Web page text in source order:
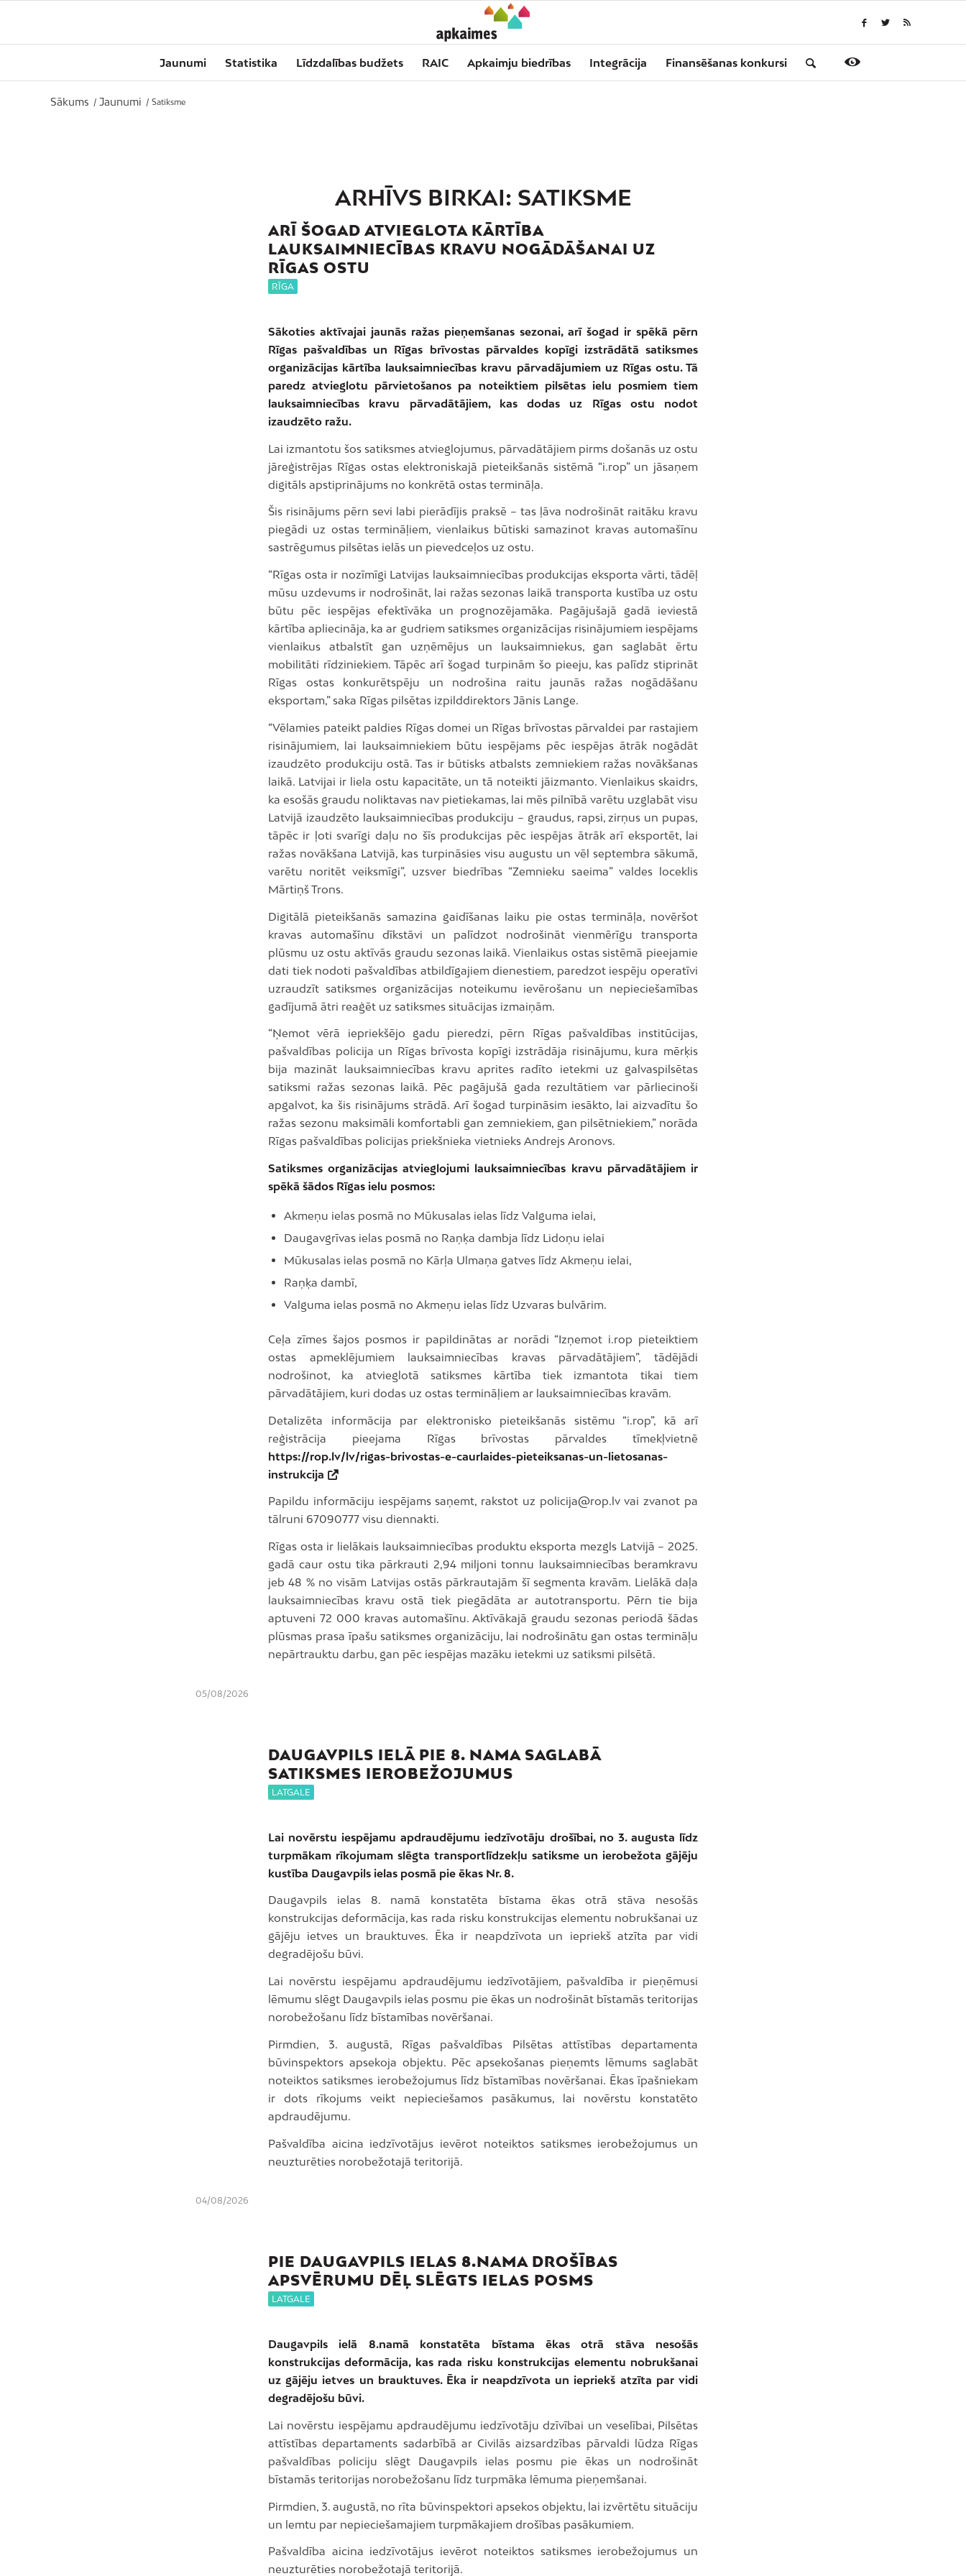
Jaunumi Statistika Līdzdalības budžets RAIC Apkaimju biedrības Integrācija Finansēšanas konkursi
Sākums / Jaunumi / Satiksme
ARHĪVS BIRKAI: SATIKSME
ARĪ ŠOGAD ATVIEGLOTA KĀRTĪBA
LAUKSAIMNIECĪBAS KRAVU NOGĀDĀŠANAI UZ
RĪGAS OSTU
RĪGA
Sākoties aktīvajai jaunās ražas pieņemšanas sezonai, arī šogad ir spēkā pērn
Rīgas pašvaldības un Rīgas brīvostas pārvaldes kopīgi izstrādātā satiksmes
organizācijas kārtība lauksaimniecības kravu pārvadājumiem uz Rīgas ostu. Tā
paredz atvieglotu pārvietošanos pa noteiktiem pilsētas ielu posmiem tiem
lauksaimniecības kravu pārvadātājiem, kas dodas uz Rīgas ostu nodot
izaudzēto ražu.
Lai izmantotu šos satiksmes atvieglojumus, pārvadātājiem pirms došanās uz ostu
jāreģistrējas Rīgas ostas elektroniskajā pieteikšanās sistēmā “i.rop” un jāsaņem
digitāls apstiprinājums no konkrētā ostas termināļa.
Šis risinājums pērn sevi labi pierādījis praksē – tas ļāva nodrošināt raitāku kravu
piegādi uz ostas termināļiem, vienlaikus būtiski samazinot kravas automašīnu
sastrēgumus pilsētas ielās un pievedceļos uz ostu.
“Rīgas osta ir nozīmīgi Latvijas lauksaimniecības produkcijas eksporta vārti, tādēļ
mūsu uzdevums ir nodrošināt, lai ražas sezonas laikā transporta kustība uz ostu
būtu pēc iespējas efektīvāka un prognozējamāka. Pagājušajā gadā ieviestā
kārtība apliecināja, ka ar gudriem satiksmes organizācijas risinājumiem iespējams
vienlaikus atbalstīt gan uzņēmējus un lauksaimniekus, gan saglabāt ērtu
mobilitāti rīdziniekiem. Tāpēc arī šogad turpinām šo pieeju, kas palīdz stiprināt
Rīgas ostas konkurētspēju un nodrošina raitu jaunās ražas nogādāšanu
eksportam,” saka Rīgas pilsētas izpilddirektors Jānis Lange.
“Vēlamies pateikt paldies Rīgas domei un Rīgas brīvostas pārvaldei par rastajiem
risinājumiem, lai lauksaimniekiem būtu iespējams pēc iespējas ātrāk nogādāt
izaudzēto produkciju ostā. Tas ir būtisks atbalsts zemniekiem ražas novākšanas
laikā. Latvijai ir liela ostu kapacitāte, un tā noteikti jāizmanto. Vienlaikus skaidrs,
ka esošās graudu noliktavas nav pietiekamas, lai mēs pilnībā varētu uzglabāt visu
Latvijā izaudzēto lauksaimniecības produkciju – graudus, rapsi, zirņus un pupas,
tāpēc ir ļoti svarīgi daļu no šīs produkcijas pēc iespējas ātrāk arī eksportēt, lai
ražas novākšana Latvijā, kas turpināsies visu augustu un vēl septembra sākumā,
varētu noritēt veiksmīgi”, uzsver biedrības “Zemnieku saeima” valdes loceklis
Mārtiņš Trons.
Digitālā pieteikšanās samazina gaidīšanas laiku pie ostas termināļa, novēršot
kravas automašīnu dīkstāvi un palīdzot nodrošināt vienmērīgu transporta
plūsmu uz ostu aktīvās graudu sezonas laikā. Vienlaikus ostas sistēmā pieejamie
dati tiek nodoti pašvaldības atbildīgajiem dienestiem, paredzot iespēju operatīvi
uzraudzīt satiksmes organizācijas noteikumu ievērošanu un nepieciešamības
gadījumā ātri reaģēt uz satiksmes situācijas izmaiņām.
“Ņemot vērā iepriekšējo gadu pieredzi, pērn Rīgas pašvaldības institūcijas,
pašvaldības policija un Rīgas brīvosta kopīgi izstrādāja risinājumu, kura mērķis
bija mazināt lauksaimniecības kravu aprites radīto ietekmi uz galvaspilsētas
satiksmi ražas sezonas laikā. Pēc pagājušā gada rezultātiem var pārliecinoši
apgalvot, ka šis risinājums strādā. Arī šogad turpināsim iesākto, lai aizvadītu šo
ražas sezonu maksimāli komfortabli gan zemniekiem, gan pilsētniekiem,” norāda
Rīgas pašvaldības policijas priekšnieka vietnieks Andrejs Aronovs.
Satiksmes organizācijas atvieglojumi lauksaimniecības kravu pārvadātājiem ir
spēkā šādos Rīgas ielu posmos:
Akmeņu ielas posmā no Mūkusalas ielas līdz Valguma ielai,
Daugavgrīvas ielas posmā no Raņķa dambja līdz Lidoņu ielai
Mūkusalas ielas posmā no Kārļa Ulmaņa gatves līdz Akmeņu ielai,
Raņķa dambī,
Valguma ielas posmā no Akmeņu ielas līdz Uzvaras bulvārim.
Ceļa zīmes šajos posmos ir papildinātas ar norādi “Izņemot i.rop pieteiktiem
ostas apmeklējumiem lauksaimniecības kravas pārvadātājiem”, tādējādi
nodrošinot, ka atvieglotā satiksmes kārtība tiek izmantota tikai tiem
pārvadātājiem, kuri dodas uz ostas termināļiem ar lauksaimniecības kravām.
Detalizēta informācija par elektronisko pieteikšanās sistēmu “i.rop”, kā arī
reģistrācija pieejama Rīgas brīvostas pārvaldes tīmekļvietnē
https://rop.lv/lv/rigas-brivostas-e-caurlaides-pieteiksanas-un-lietosanas-
instrukcija
Papildu informāciju iespējams saņemt, rakstot uz policija@rop.lv vai zvanot pa
tālruni 67090777 visu diennakti.
Rīgas osta ir lielākais lauksaimniecības produktu eksporta mezgls Latvijā – 2025.
gadā caur ostu tika pārkrauti 2,94 miljoni tonnu lauksaimniecības beramkravu
jeb 48 % no visām Latvijas ostās pārkrautajām šī segmenta kravām. Lielākā daļa
lauksaimniecības kravu ostā tiek piegādāta ar autotransportu. Pērn tie bija
aptuveni 72 000 kravas automašīnu. Aktīvākajā graudu sezonas periodā šādas
plūsmas prasa īpašu satiksmes organizāciju, lai nodrošinātu gan ostas termināļu
nepārtrauktu darbu, gan pēc iespējas mazāku ietekmi uz satiksmi pilsētā.
05/08/2026
DAUGAVPILS IELĀ PIE 8. NAMA SAGLABĀ
SATIKSMES IEROBEŽOJUMUS
LATGALE
Lai novērstu iespējamu apdraudējumu iedzīvotāju drošībai, no 3. augusta līdz
turpmākam rīkojumam slēgta transportlīdzekļu satiksme un ierobežota gājēju
kustība Daugavpils ielas posmā pie ēkas Nr. 8.
Daugavpils ielas 8. namā konstatēta bīstama ēkas otrā stāva nesošās
konstrukcijas deformācija, kas rada risku konstrukcijas elementu nobrukšanai uz
gājēju ietves un brauktuves. Ēka ir neapdzīvota un iepriekš atzīta par vidi
degradējošu būvi.
Lai novērstu iespējamu apdraudējumu iedzīvotājiem, pašvaldība ir pieņēmusi
lēmumu slēgt Daugavpils ielas posmu pie ēkas un nodrošināt bīstamās teritorijas
norobežošanu līdz bīstamības novēršanai.
Pirmdien, 3. augustā, Rīgas pašvaldības Pilsētas attīstības departamenta
būvinspektors apsekoja objektu. Pēc apsekošanas pieņemts lēmums saglabāt
noteiktos satiksmes ierobežojumus līdz bīstamības novēršanai. Ēkas īpašniekam
ir dots rīkojums veikt nepieciešamos pasākumus, lai novērstu konstatēto
apdraudējumu.
Pašvaldība aicina iedzīvotājus ievērot noteiktos satiksmes ierobežojumus un
neuzturēties norobežotajā teritorijā.
04/08/2026
PIE DAUGAVPILS IELAS 8.NAMA DROŠĪBAS
APSVĒRUMU DĒĻ SLĒGTS IELAS POSMS
LATGALE
Daugavpils ielā 8.namā konstatēta bīstama ēkas otrā stāva nesošās
konstrukcijas deformācija, kas rada risku konstrukcijas elementu nobrukšanai
uz gājēju ietves un brauktuves. Ēka ir neapdzīvota un iepriekš atzīta par vidi
degradējošu būvi.
Lai novērstu iespējamu apdraudējumu iedzīvotāju dzīvībai un veselībai, Pilsētas
attīstības departaments sadarbībā ar Civilās aizsardzības pārvaldi lūdza Rīgas
pašvaldības policiju slēgt Daugavpils ielas posmu pie ēkas un nodrošināt
bīstamās teritorijas norobežošanu līdz turpmāka lēmuma pieņemšanai.
Pirmdien, 3. augustā, no rīta būvinspektori apsekos objektu, lai izvērtētu situāciju
un lemtu par nepieciešamajiem turpmākajiem drošības pasākumiem.
Pašvaldība aicina iedzīvotājus ievērot noteiktos satiksmes ierobežojumus un
neuzturēties norobežotajā teritorijā.